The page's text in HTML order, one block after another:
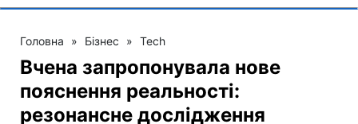
Головна » Бізнес » Tech
Вчена запропонувала нове
пояснення реальності:
резонансне дослідження